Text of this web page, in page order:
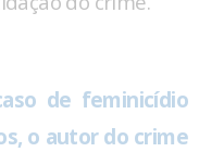
de feminicídio
o autor do crime